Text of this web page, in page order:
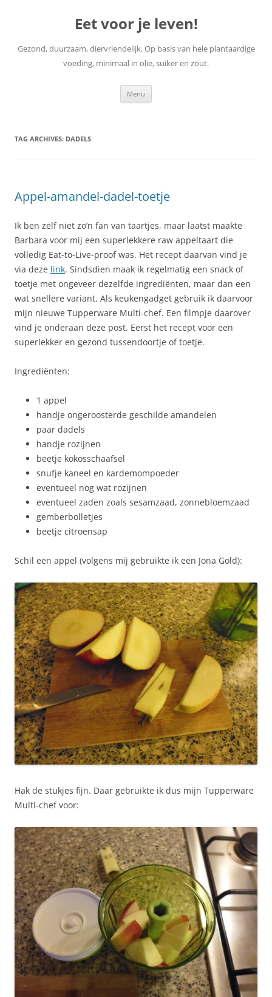
Eet voor je leven!
Gezond, duurzaam, diervriendelijk. Op basis van hele plantaardige
voeding, minimaal in olie, suiker en zout.
Menu
TAG ARCHIVES: DADELS
Appel-amandel-dadel-toetje
Ik ben zelf niet zo’n fan van taartjes, maar laatst maakte
Barbara voor mij een superlekkere raw appeltaart die
volledig Eat-to-Live-proof was. Het recept daarvan vind je
via deze link. Sindsdien maak ik regelmatig een snack of
toetje met ongeveer dezelfde ingrediënten, maar dan een
wat snellere variant. Als keukengadget gebruik ik daarvoor
mijn nieuwe Tupperware Multi-chef. Een filmpje daarover
vind je onderaan deze post. Eerst het recept voor een
superlekker en gezond tussendoortje of toetje.
Ingrediënten:
1 appel
handje ongeroosterde geschilde amandelen
paar dadels
handje rozijnen
beetje kokosschaafsel
snufje kaneel en kardemompoeder
eventueel nog wat rozijnen
eventueel zaden zoals sesamzaad, zonnebloemzaad
gemberbolletjes
beetje citroensap
Schil een appel (volgens mij gebruikte ik een Jona Gold):
Hak de stukjes fijn. Daar gebruikte ik dus mijn Tupperware
Multi-chef voor: